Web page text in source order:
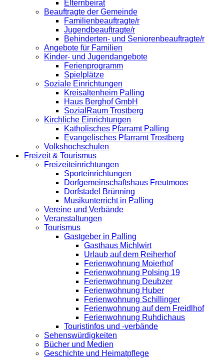
Elternbeirat
Beauftragte der Gemeinde
Familienbeauftragte/r
Jugendbeauftragte/r
Behinderten- und Seniorenbeauftragte/r
Angebote für Familien
Kinder- und Jugendangebote
Ferienprogramm
Spielplätze
Soziale Einrichtungen
Kreisaltenheim Palling
Haus Berghof GmbH
SozialRaum Trostberg
Kirchliche Einrichtungen
Katholisches Pfarramt Palling
Evangelisches Pfarramt Trostberg
Volkshochschulen
Freizeit & Tourismus
Freizeiteinrichtungen
Sporteinrichtungen
Dorfgemeinschaftshaus Freutmoos
Dorfstadel Brünning
Musikunterricht in Palling
Vereine und Verbände
Veranstaltungen
Tourismus
Gastgeber in Palling
Gasthaus Michlwirt
Urlaub auf dem Reiherhof
Ferienwohnung Moierhof
Ferienwohnung Polsing 19
Ferienwohnung Deubzer
Ferienwohnung Huber
Ferienwohnung Schillinger
Ferienwohnung auf dem Freidlhof
Ferienwohnung Ruhdichaus
Touristinfos und -verbände
Sehenswürdigkeiten
Bücher und Medien
Geschichte und Heimatpflege